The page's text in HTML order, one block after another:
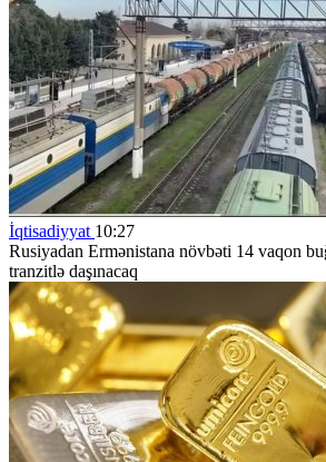
İqtisadiyyat 10:27
Rusiyadan Ermənistana növbəti 14 vaqon
tranzitlə daşınacaq